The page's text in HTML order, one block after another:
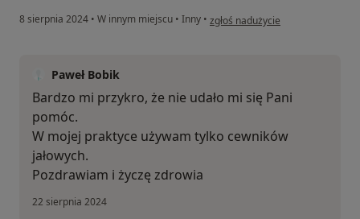
8 sierpnia 2024 • W innym miejscu • Inny • w opinii użytkownika D.K.
zgłoś nadużycie
Paweł Bobik
Bardzo mi przykro, że nie udało mi się Pani
pomóc.
W mojej praktyce używam tylko cewników
jałowych.
Pozdrawiam i życzę zdrowia
22 sierpnia 2024